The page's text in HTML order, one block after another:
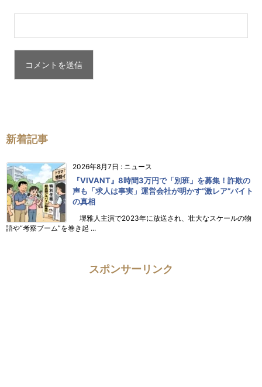
新着記事
2026年8月7日 : ニュース
『VIVANT』8時間3万円で「別班」を募集！詐欺の
声も「求人は事実」運営会社が明かす“激レア”バイト
の真相
堺雅人主演で2023年に放送され、壮大なスケールの物
語や“考察ブーム”を巻き起 ...
スポンサーリンク